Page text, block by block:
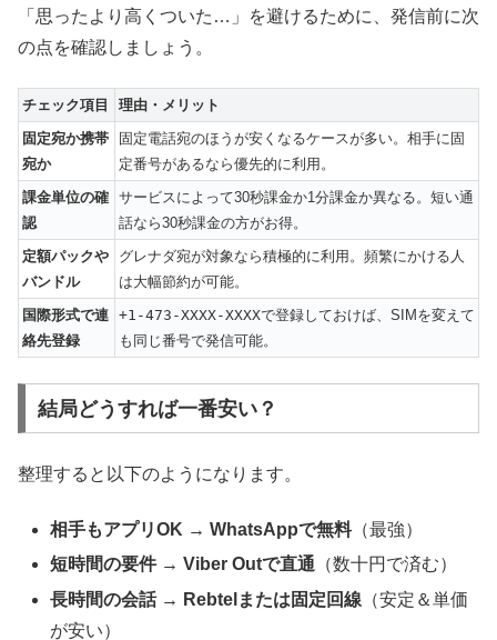
「思ったより高くついた…」を避けるために、発信前に次
の点を確認しましょう。
チェック項目
理由・メリット
固定宛か携帯
宛か
固定電話宛のほうが安くなるケースが多い。相手に固
定番号があるなら優先的に利用。
課金単位の確
認
サービスによって30秒課金か1分課金か異なる。短い通
話なら30秒課金の方がお得。
定額パックや
バンドル
グレナダ宛が対象なら積極的に利用。頻繁にかける人
は大幅節約が可能。
国際形式で連
絡先登録
+1-473-XXXX-XXXXで登録しておけば、SIMを変えて
も同じ番号で発信可能。
結局どうすれば一番安い？
整理すると以下のようになります。
相手もアプリOK → WhatsAppで無料（最強）
短時間の要件 → Viber Outで直通 （数十円で済む）
長時間の会話 → Rebtelまたは固定回線 （安定＆単価
が安い）